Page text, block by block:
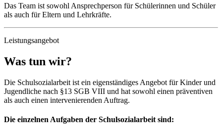
Das Team ist sowohl Ansprech­person für Schülerinnen und Schüler
als auch für Eltern und Lehr­kräfte.
Leistungsangebot
Was tun wir?
Die Schul­sozialarbeit ist ein eigen­ständiges Angebot für Kinder und
Jugendliche nach §13 SGB VIII und hat sowohl einen präventiven
als auch einen inter­venierenden Auftrag.
Die einzelnen Aufgaben der Schul­sozialarbeit sind: